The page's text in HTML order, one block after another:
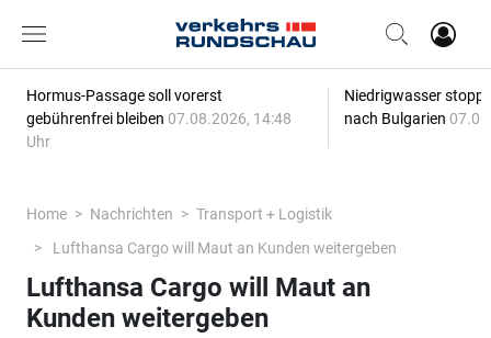
Hormus-Passage soll vorerst
gebührenfrei bleiben 07.08.2026, 14:48
Uhr
Niedrigwasser
nach Bulgarien
Home Nachrichten
Transport + Logistik
Lufthansa Cargo will Maut an Kunden weitergeben
Lufthansa Cargo will Maut an
Kunden weitergeben